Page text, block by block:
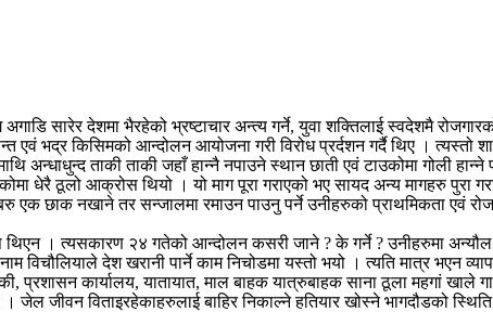
सारेर देशमा भैरहेको भ्रष्टाचार अन्त्य गर्ने, युवा शक्तिलाई स्वदेशमै
एवं भद्र किसिमको आन्दोलन आयोजना गरी विरोध प्रर्दशन गर्दै थिए । त्यस्तो
ताकी ताकी जहाँ हान्नै नपाउने स्थान छाती एवं टाउकोमा गोली हान्ने
धेरै ठूलो आक्रोस थियो । यो माग पूरा गराएको भए सायद अन्य मागहरु पुरा
बरु एक छाक नखाने तर सन्जालमा रमाउन पाउनु पर्ने उनीहरुको प्राथमिकता
थिएन । त्यसकारण २४ गतेको आन्दोलन कसरी जाने ? के गर्ने ? उनीहरुमा
देश खरानी पार्ने काम निचोडमा यस्तो भयो । त्यति मात्र भएन व्यापार
कार्यालय, यातायात, माल बाहक यात्रुबाहक साना ठूला महगां खाले
जेल जीवन विताइरहेकाहरुलाई बाहिर निकाल्ने हतियार खोस्ने भागदौडको